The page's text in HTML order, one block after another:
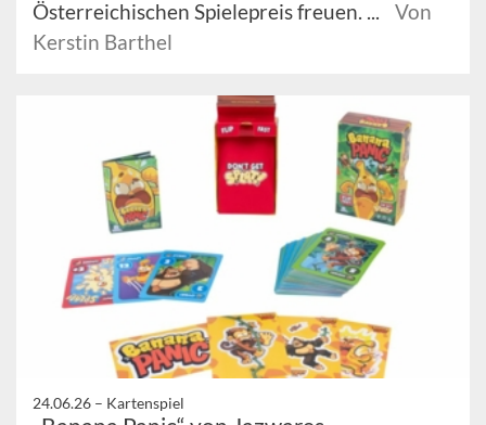
Österreichischen Spielepreis freuen. ...
Von
Kerstin Barthel
24.06.26 – Kartenspiel